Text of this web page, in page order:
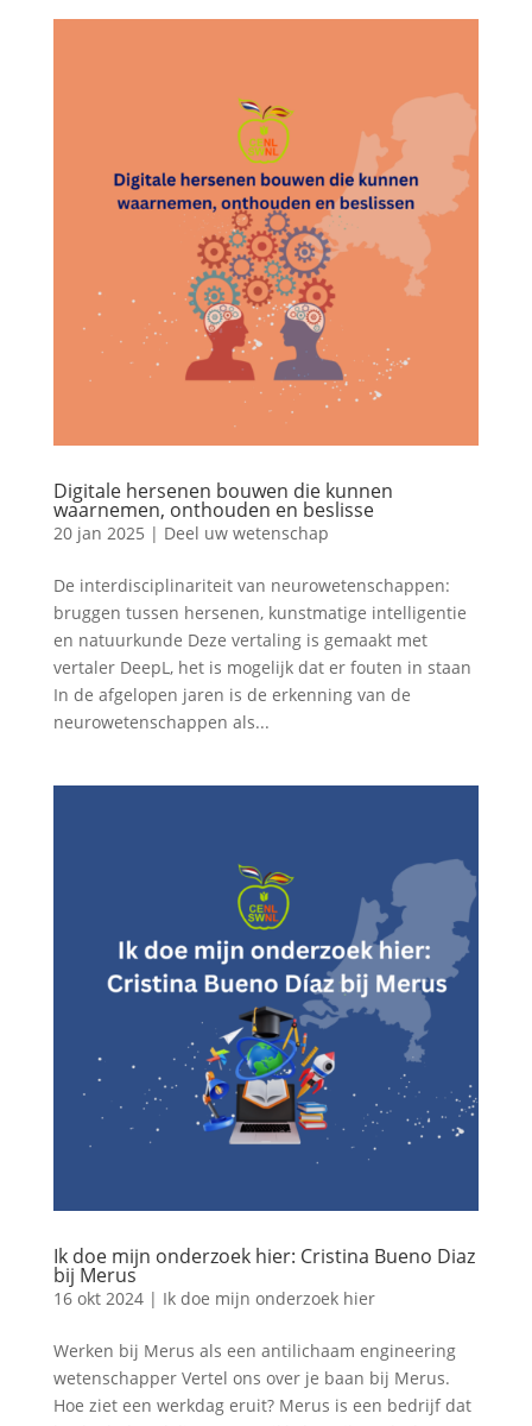
Digitale hersenen bouwen die kunnen
waarnemen, onthouden en beslisse
20 jan 2025 | Deel uw wetenschap
De interdisciplinariteit van neurowetenschappen:
bruggen tussen hersenen, kunstmatige intelligentie
en natuurkunde Deze vertaling is gemaakt met
vertaler DeepL, het is mogelijk dat er fouten in staan
In de afgelopen jaren is de erkenning van de
neurowetenschappen als...
Ik doe mijn onderzoek hier: Cristina Bueno Diaz
bij Merus
16 okt 2024| Ik doe mijn onderzoek hier
Werken bij Merus als een antilichaam engineering
wetenschapper Vertel ons over je baan bij Merus.
Hoe ziet een werkdag eruit? Merus is een bedrijf dat